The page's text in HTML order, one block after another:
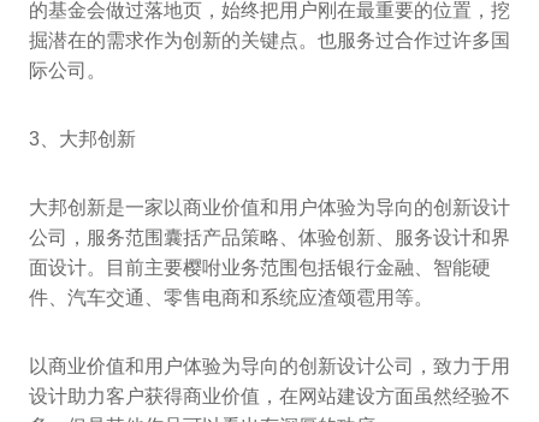
的基金会做过落地页，始终把用户刚在最重要的位置，挖
掘潜在的需求作为创新的关键点。也服务过合作过许多国
际公司。
3、大邦创新
大邦创新是一家以商业价值和用户体验为导向的创新设计
公司，服务范围囊括产品策略、体验创新、服务设计和界
面设计。目前主要樱咐业务范围包括银行金融、智能硬
件、汽车交通、零售电商和系统应渣颂雹用等。
以商业价值和用户体验为导向的创新设计公司，致力于用
设计助力客户获得商业价值，在网站建设方面虽然经验不